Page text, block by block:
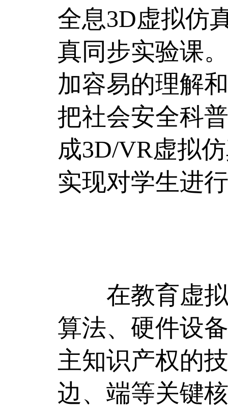
全息3D虚拟仿
真同步实验课
加容易的理解
把社会安全科
成3D/VR虚拟
实现对学生进
在教育虚拟
算法、硬件设
主知识产权的
边、端等关键